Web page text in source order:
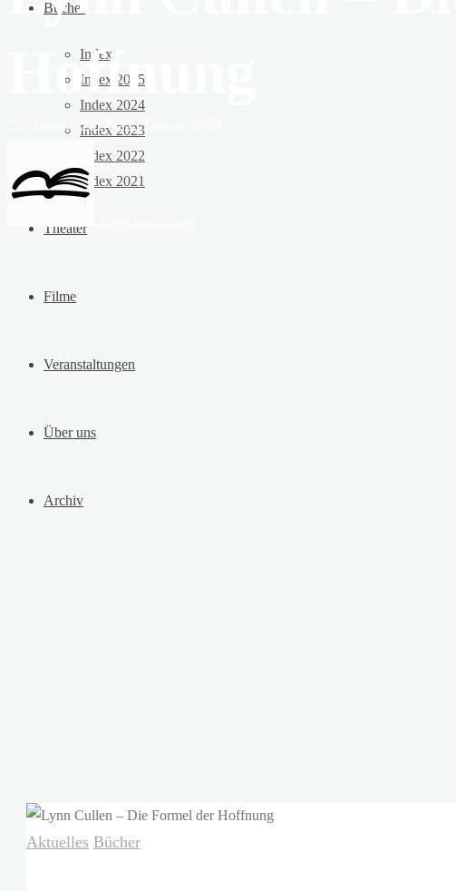
Bücher
Index
Index 2025
Index 2024
Index 2023
Index 2022
Index 2021
Theater
Filme
Veranstaltungen
Über uns
Archiv
Hoffnung
22. Januar 2024 22. Januar 2024
Aktuelles Bücher